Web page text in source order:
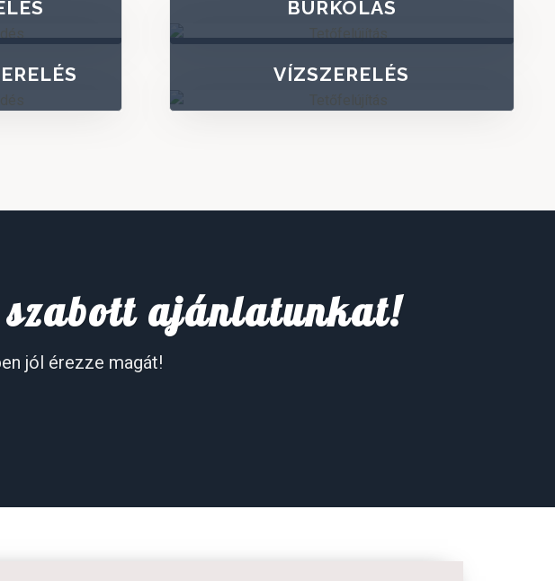
BURKOLÁS
VÍZSZERELÉS
szabott ajánlatunkat!
jól érezze magát!